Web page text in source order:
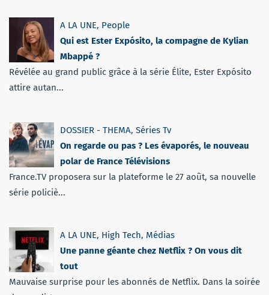
A LA UNE, People
Qui est Ester Expósito, la compagne de Kylian
Mbappé ?
Révélée au grand public grâce à la série Élite, Ester Expósito
attire autan...
DOSSIER - THEMA, Séries Tv
On regarde ou pas ? Les évaporés, le nouveau
polar de France Télévisions
France.TV proposera sur la plateforme le 27 août, sa nouvelle
série policiè...
A LA UNE, High Tech, Médias
Une panne géante chez Netflix ? On vous dit
tout
Mauvaise surprise pour les abonnés de Netflix. Dans la soirée